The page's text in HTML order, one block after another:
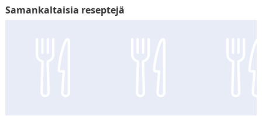
Samankaltaisia reseptejä